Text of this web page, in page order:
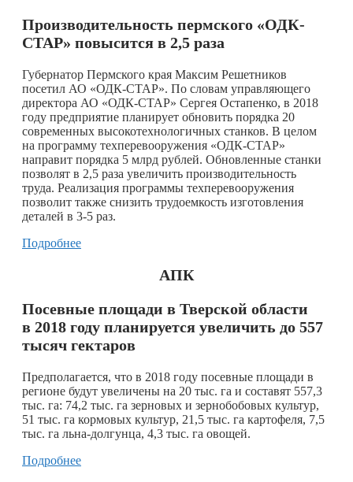
Производительность пермского «ОДК-
СТАР» повысится в 2,5 раза
Губернатор Пермского края Максим Решетников
посетил АО «ОДК-СТАР». По словам управляющего
директора АО «ОДК-СТАР» Сергея Остапенко, в 2018
году предприятие планирует обновить порядка 20
современных высокотехнологичных станков. В целом
на программу техперевооружения «ОДК-СТАР»
направит порядка 5 млрд рублей. Обновленные станки
позволят в 2,5 раза увеличить производительность
труда. Реализация программы техперевооружения
позволит также снизить трудоемкость изготовления
деталей в 3-5 раз.
Подробнее
АПК
Посевные площади в Тверской области
в 2018 году планируется увеличить до 557
тысяч гектаров
Предполагается, что в 2018 году посевные площади в
регионе будут увеличены на 20 тыс. га и составят 557,3
тыс. га: 74,2 тыс. га зерновых и зернобобовых культур,
51 тыс. га кормовых культур, 21,5 тыс. га картофеля, 7,5
тыс. га льна-долгунца, 4,3 тыс. га овощей.
Подробнее